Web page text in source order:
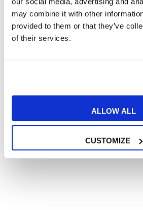
may combine it with other
provided to them or that they’ve
of their services.
ALLOW ALL
CUSTOMIZE